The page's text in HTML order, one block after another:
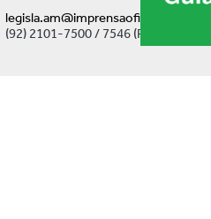
legisla.am@imprensaoficial.am.gov.br
(92) 2101-7500 / 7546 (Ramal)